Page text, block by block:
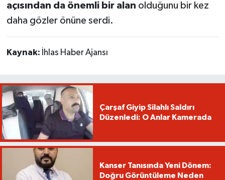
açısından da önemli bir alan olduğunu bir kez
daha gözler önüne serdi.
Kaynak: İhlas Haber Ajansı
Çarşaf Giyip Silahlı Saldırı
Düzenledi: O Anlar Kamerada
Kanser Tanısında Yeni Dönem:
Doğru Görüntüleme Neden